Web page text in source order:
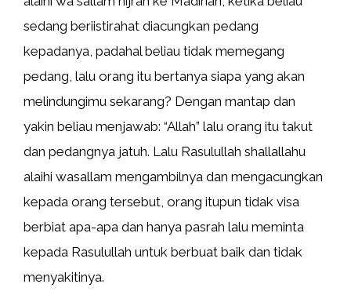
sedang beriistirahat diacungkan pedang
kepadanya, padahal beliau tidak memegang
pedang, lalu orang itu bertanya siapa yang akan
melindungimu sekarang? Dengan mantap dan
yakin beliau menjawab: “Allah” lalu orang itu takut
dan pedangnya jatuh. Lalu Rasulullah shallallahu
alaihi wasallam mengambilnya dan mengacungkan
kepada orang tersebut, orang itupun tidak visa
berbiat apa-apa dan hanya pasrah lalu meminta
kepada Rasulullah untuk berbuat baik dan tidak
menyakitinya.